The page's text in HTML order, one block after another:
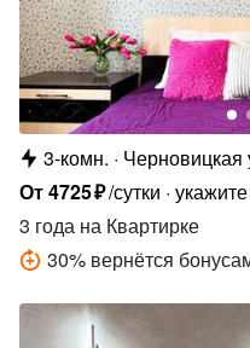
3-комн.
Черновицкая
От4725₽/сутки
3 года на Квартирке
30% вернётся